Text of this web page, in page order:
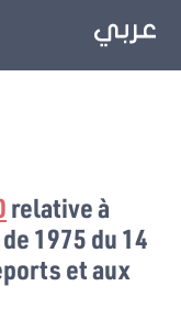
relative à
1975 du 14
et aux